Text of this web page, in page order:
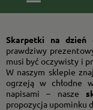
Skarpetki na dzień
prawdziwy
musi być oczywisty i
W naszym sklepie
ogrzeją w chłodne
napisami – nasze
propozycja upominku